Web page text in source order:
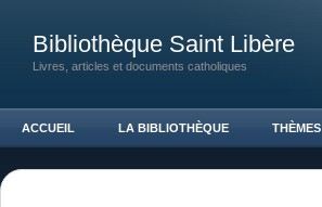
Bibliothèque Saint Libère
Livres, articles et documents catholiques
ACCUEIL LA BIBLIOTHÈQUE THÈMES